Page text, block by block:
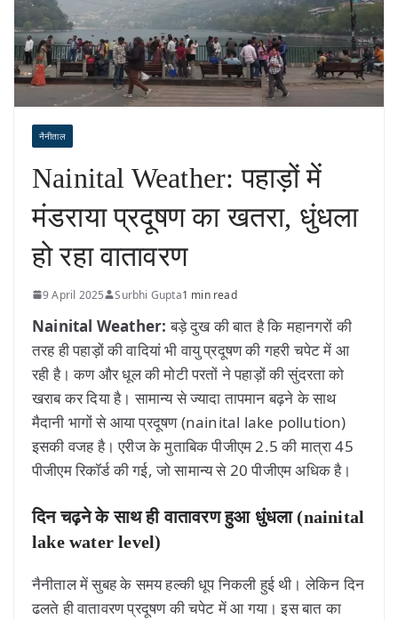
नैनीताल
Nainital Weather: पहाड़ों में
मंडराया प्रदूषण का खतरा, धुंधला
हो रहा वातावरण
9 April 2025 Surbhi Gupta1 min read
Nainital Weather:बड़े दुख की बात है कि महानगरों की
तरह ही पहाड़ों की वादियां भी वायु प्रदूषण की गहरी चपेट में आ
रही है। कण और धूल की मोटी परतों ने पहाड़ों की सुंदरता को
खराब कर दिया है। सामान्य से ज्यादा तापमान बढ़ने के साथ
मैदानी भागों से आया प्रदूषण (nainital lake pollution)
इसकी वजह है। एरीज के मुताबिक पीजीएम 2.5 की मात्रा 45
पीजीएम रिकॉर्ड की गई, जो सामान्य से 20 पीजीएम अधिक है।
दिन चढ़ने के साथ ही वातावरण हुआ धुंधला (nainital
lake water level)
नैनीताल में सुबह के समय हल्की धूप निकली हुई थी। लेकिन दिन
ढलते ही वातावरण प्रदूषण की चपेट में आ गया। इस बात का